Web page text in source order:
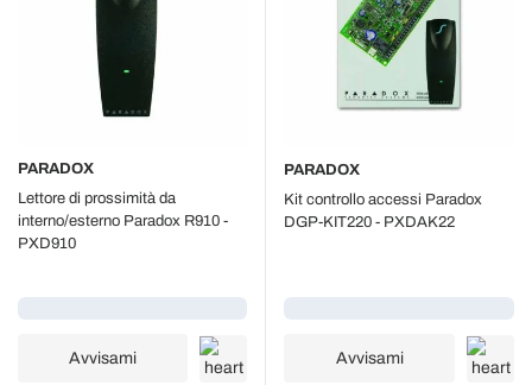
PARADOX
Lettore di prossimità da
interno/esterno Paradox R910 -
PXD910
Avvisami
PARADOX
Kit controllo accessi Paradox
DGP-KIT220 - PXDAK22
Avvisami